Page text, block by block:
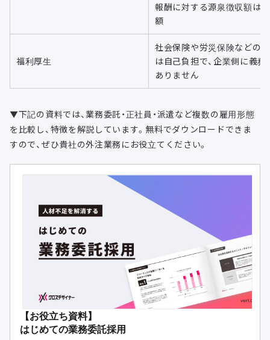
報酬に対する源泉徴収額は
額
福利厚生
社会保険や労災保険などの
は自己負担で、企業側に義務
ありません
▼下記の資料では、業務委託・正社員・派遣など複数の雇用形態
を比較し、特徴を解説しています。無料でダウンロードできま
すので、ぜひ貴社の外注業務にお役立てください。
【お役立ち資料】
はじめての業務委託採用